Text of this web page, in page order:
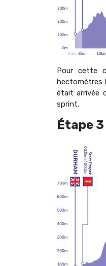
Pour cette
hectomètres
était arrivée
sprint.
Étape